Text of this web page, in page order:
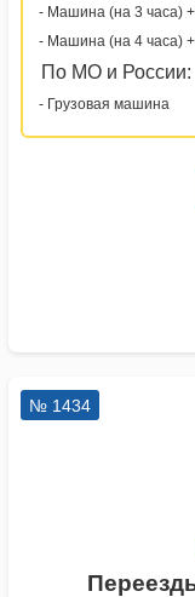
- Машина (на 3 часа) +
- Машина (на 4 часа)
По МО и России:
- Грузовая машина
№ 1434